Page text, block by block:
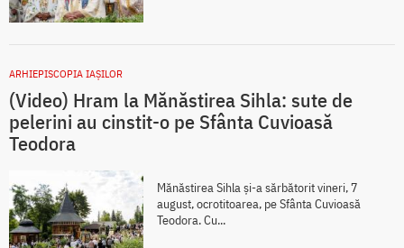
ARHIEPISCOPIA IAŞILOR
(Video) Hram la Mănăstirea Sihla: sute de
pelerini au cinstit-o pe Sfânta Cuvioasă
Teodora
Mănăstirea Sihla și-a sărbătorit vineri, 7
august, ocrotitoarea, pe Sfânta Cuvioasă
Teodora. Cu...